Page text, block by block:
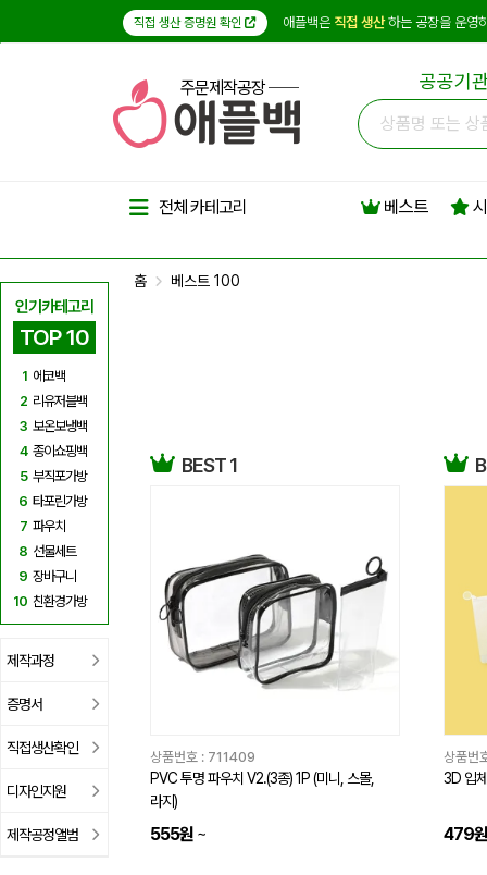
직접 생산 증명원 확인 애플백은 직접 생산하는 공장을 운영
주문제작공장 공공기
인기카테고리
TOP 10
1 에코백
2 리유저블백
3 보온보냉백
4 종이쇼핑백
5 부직포가방
6 타포린가방
7 파우치
8 선물세트
9 장바구니
10 친환경가방
제작과정
증명서
직접생산확인
디자인지원
제작공정앨범
전체 카테고리 베스트
홈 베스트 100
BEST 1
상품번호 : 711409
PVC 투명 파우치 V2.(3종) 1P (미니, 스몰,
라지)
555원 ~
상품번
3D 입
479원